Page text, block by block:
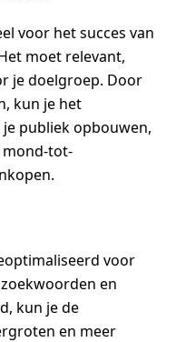
voor het succes van
moet relevant,
je doelgroep. Door
kun je het
publiek opbouwen,
mond-tot-
voor
en
kun je de
en meer